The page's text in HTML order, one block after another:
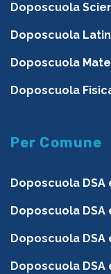
Doposcuola
Doposcuola
Doposcuola
Doposcuola
Per Comune
Doposcuola DSA
Doposcuola DSA
Doposcuola DSA
Doposcuola DSA